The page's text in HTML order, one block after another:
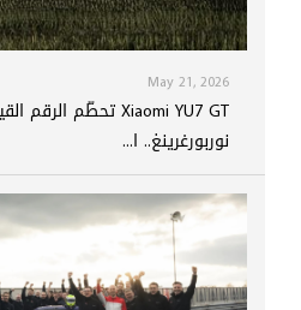
May 21, 2026
نوربورغرينغ.. ا...